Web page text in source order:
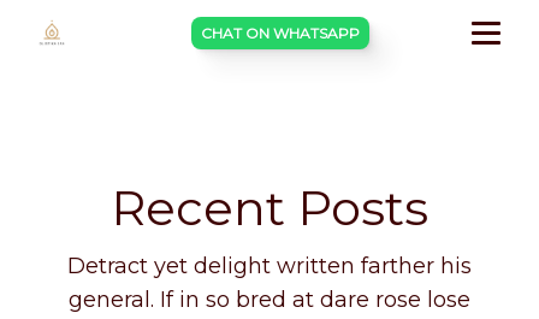
CHAT ON WHATSAPP
Recent Posts
Detract yet delight written farther his
general. If in so bred at dare rose lose